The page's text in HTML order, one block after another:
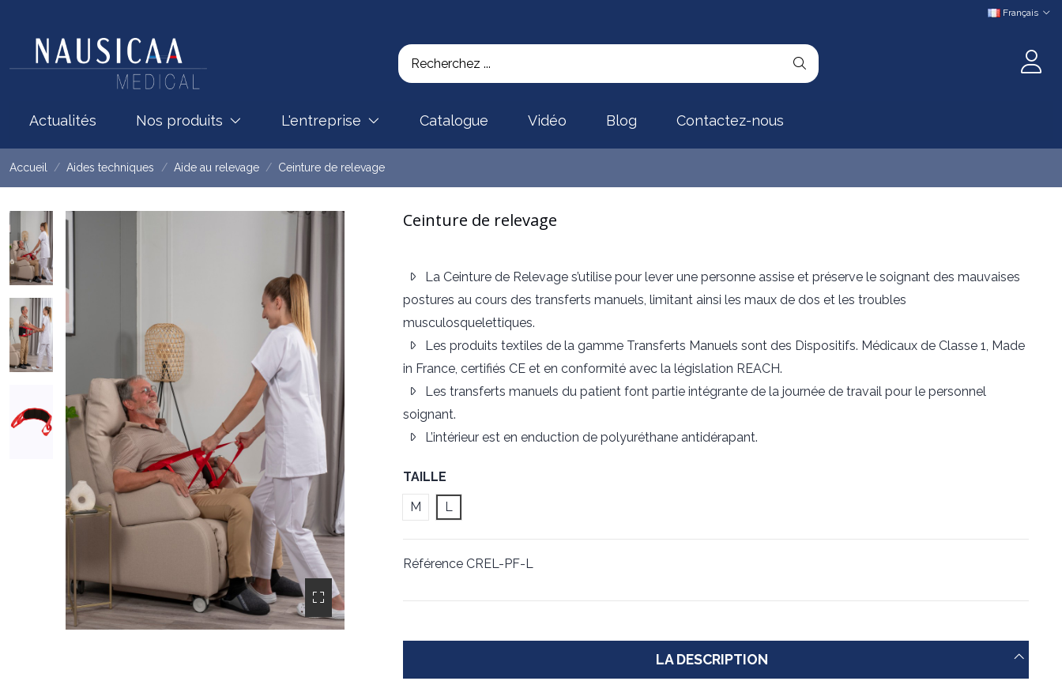
Français
Actualités Nos produits L'entreprise Catalogue Vidéo Blog Contactez-nous
Accueil Aides techniques Aide au relevage Ceinture de relevage
Ceinture de relevage
La Ceinture de Relevage s’utilise pour lever une personne assise et préserve le soignant des mauvaises
postures au cours des transferts manuels, limitant ainsi les maux de dos et les troubles
musculosquelettiques.
Les produits textiles de la gamme Transferts Manuels sont des Dispositifs. Médicaux de Classe 1, Made
in France, certifiés CE et en conformité avec la législation REACH.
Les transferts manuels du patient font partie intégrante de la journée de travail pour le personnel
soignant.
L’intérieur est en enduction de polyuréthane antidérapant.
TAILLE
M
L
Référence CREL-PF-L
LA DESCRIPTION